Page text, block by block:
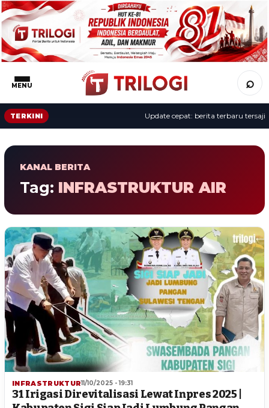
MENU ⌕
TERKINI Update cepat: berita terbaru tersaji
KANAL BERITA
Tag: INFRASTRUKTUR AIR
INFRASTRUKTUR11/10/2025 - 19:31
31 Irigasi Direvitalisasi Lewat Inpres 2025 |